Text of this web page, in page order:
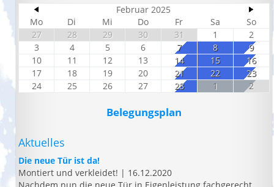
Februar 2025
Mo
Di Mi Do Fr Sa
So
27
28 29 30 31 1
2
3
4 5 6 7 8
9
10
11 12 13 14 15
16
17
18 19 20 21 22
23
24
25 26 27 28 1 2
Belegungsplan
Aktuelles
Die neue Tür ist da!
Montiert und verkleidet! | 16.12.2020